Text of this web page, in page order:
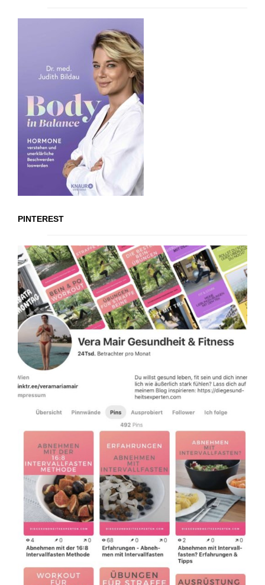
PINTEREST